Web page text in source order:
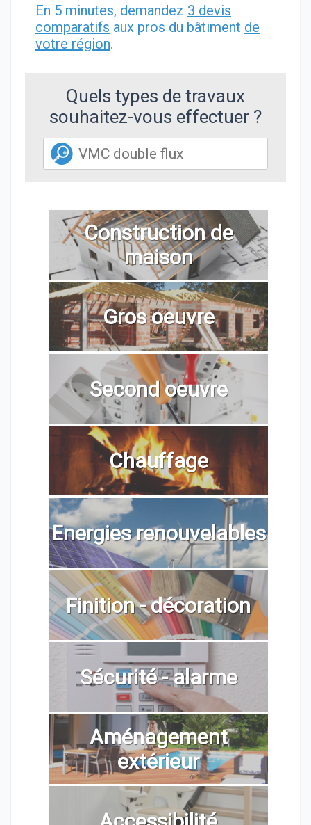
En 5 minutes, demandez 3 devis
comparatifs aux pros du bâtiment de
votre région.
Quels types de travaux
souhaitez-vous effectuer ?
Construction de
maison
Gros oeuvre
Second oeuvre
Chauffage
Energies renouvelables
Finition - décoration
Sécurité - alarme
Aménagement
extérieur